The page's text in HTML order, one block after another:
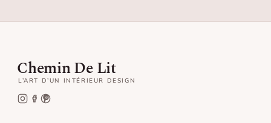
Chemin De Lit
L’ART D’UN INTÉRIEUR DESIGN